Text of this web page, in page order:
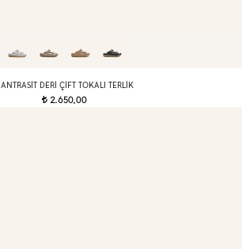
ANTRASIT DERI ÇIFT TOKALI TERLIK
t2.650,00